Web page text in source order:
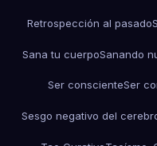
Retrospección al pasado
Sana tu cuerpoSanando
Ser conscienteSer
Sesgo negativo del